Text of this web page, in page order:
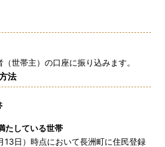
世帯主）の口座に振り込みます。
法
たしている世帯
日）時点において長洲町に住民登録